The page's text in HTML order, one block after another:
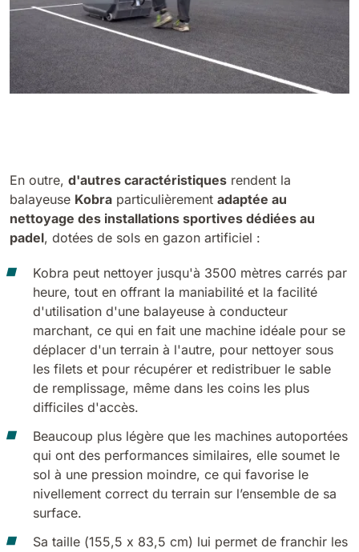
En outre, d'autres caractéristiques rendent la
balayeuse Kobra particulièrement adaptée au
nettoyage des installations sportives dédiées au
padel, dotées de sols en gazon artificiel :
Kobra peut nettoyer jusqu'à 3500 mètres carrés par
heure, tout en offrant la maniabilité et la facilité
d'utilisation d'une balayeuse à conducteur
marchant, ce qui en fait une machine idéale pour se
déplacer d'un terrain à l'autre, pour nettoyer sous
les filets et pour récupérer et redistribuer le sable
de remplissage, même dans les coins les plus
difficiles d'accès.
Beaucoup plus légère que les machines autoportées
qui ont des performances similaires, elle soumet le
sol à une pression moindre, ce qui favorise le
nivellement correct du terrain sur l’ensemble de sa
surface.
Sa taille (155,5 x 83,5 cm) lui permet de franchir les